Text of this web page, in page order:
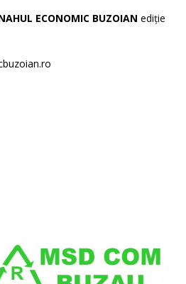
ECONOMIC BUZOIAN ediție